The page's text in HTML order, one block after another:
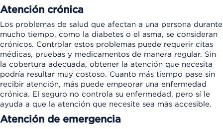
Atención crónica
Los problemas de salud que afectan a una persona durante
mucho tiempo, como la diabetes o el asma, se consideran
crónicos. Controlar estos problemas puede requerir citas
médicas, pruebas y medicamentos de manera regular. Sin
la cobertura adecuada, obtener la atención que necesita
podría resultar muy costoso. Cuanto más tiempo pase sin
recibir atención, más puede empeorar una enfermedad
crónica. El seguro no controla su enfermedad, pero sí le
ayuda a que la atención que necesite sea más accesible.
Atención de emergencia